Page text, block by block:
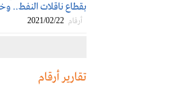
بقطاع ناقلات النفط..
أرقام 2021/02/22
تقارير أرقام